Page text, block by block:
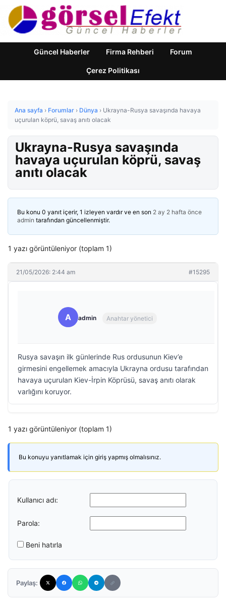
Güncel Haberler Firma Rehberi Forum
Çerez Politikası
Ana sayfa › Forumlar › Dünya › Ukrayna-Rusya savaşında havaya
uçurulan köprü, savaş anıtı olacak
Ukrayna-Rusya savaşında
havaya uçurulan köprü, savaş
anıtı olacak
Bu konu 0 yanıt içerir, 1 izleyen vardır ve en son 2 ay 2 hafta önce
admin tarafından güncellenmiştir.
1 yazı görüntüleniyor (toplam 1)
21/05/2026: 2:44 am #15295
A admin Anahtar yönetici
Rusya savaşın ilk günlerinde Rus ordusunun Kiev’e
girmesini engellemek amacıyla Ukrayna ordusu tarafından
havaya uçurulan Kiev-İrpin Köprüsü, savaş anıtı olarak
varlığını koruyor.
1 yazı görüntüleniyor (toplam 1)
Bu konuyu yanıtlamak için giriş yapmış olmalısınız.
Kullanıcı adı:
Parola:
Beni hatırla
Paylaş: